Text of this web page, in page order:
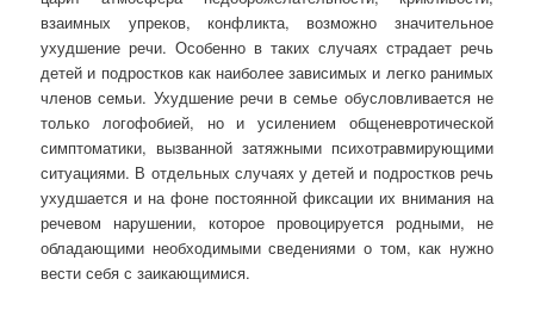
взаимных упреков, конфликта, возможно значительное
ухудшение речи. Особенно в таких случаях страдает речь
детей и подростков как наиболее зависимых и легко ранимых
членов семьи. Ухудшение речи в семье обусловливается не
только логофобией, но и усилением общеневротической
симптоматики, вызванной затяжными психотравмирующими
ситуациями. В отдельных случаях у детей и подростков речь
ухудшается и на фоне постоянной фиксации их внимания на
речевом нарушении, которое провоцируется родными, не
обладающими необходимыми сведениями о том, как нужно
вести себя с заикающимися.